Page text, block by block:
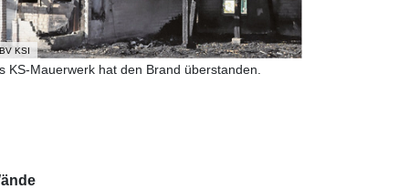
KSI
KS-Mauerwerk hat den Brand überstanden.